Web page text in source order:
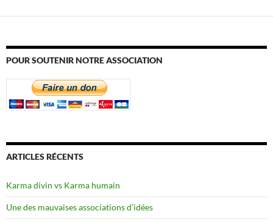
POUR SOUTENIR NOTRE ASSOCIATION
ARTICLES RÉCENTS
Karma divin vs Karma humain
Une des mauvaises associations d’idées